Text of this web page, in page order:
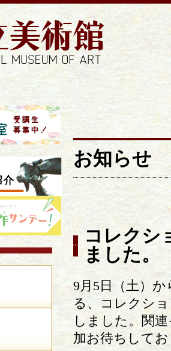
お知らせ | 近
お知らせ
コレクシ
ました。
9月5日（土）
る、コレクシ
しました。関
加お待ちして